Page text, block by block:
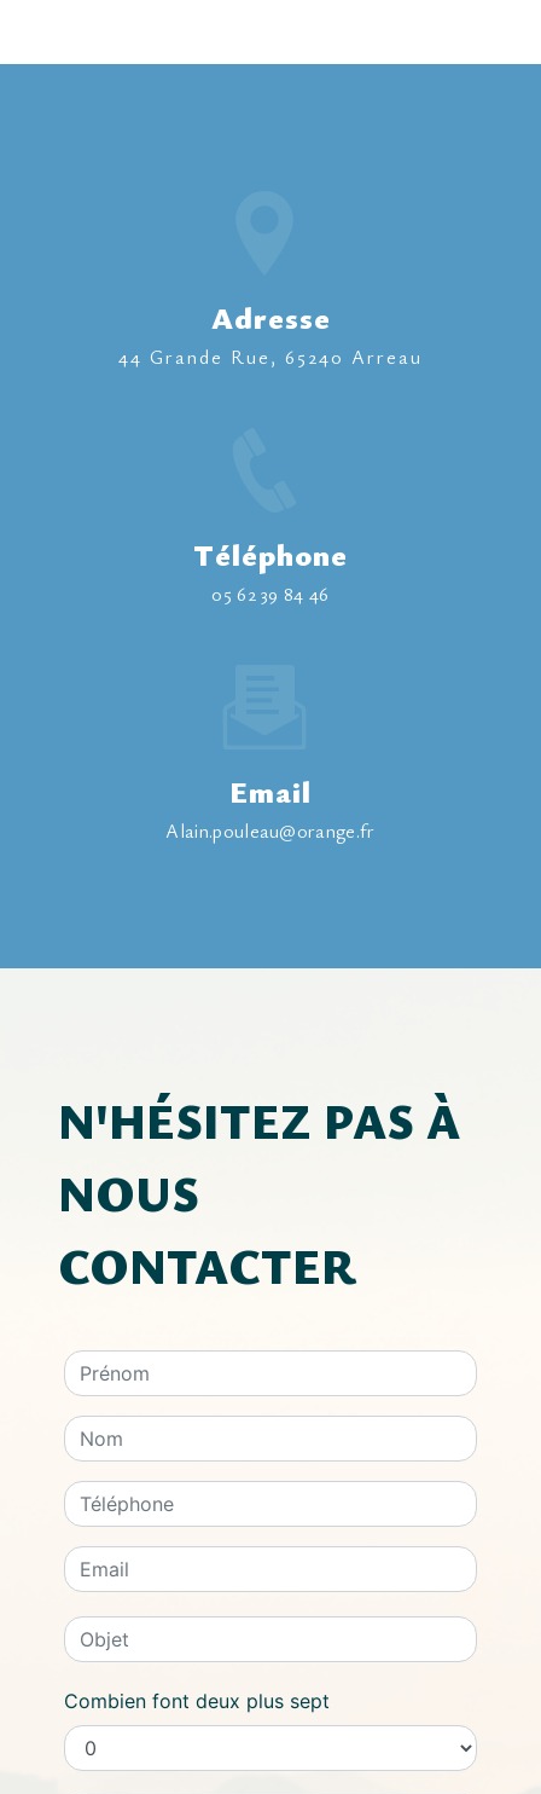
Adresse
44 Grande Rue, 65240 Arreau
Téléphone
05 62 39 84 46
Email
alain.pouleau@orange.fr
N'HÉSITEZ PAS À
NOUS
CONTACTER
Combien font deux plus sept